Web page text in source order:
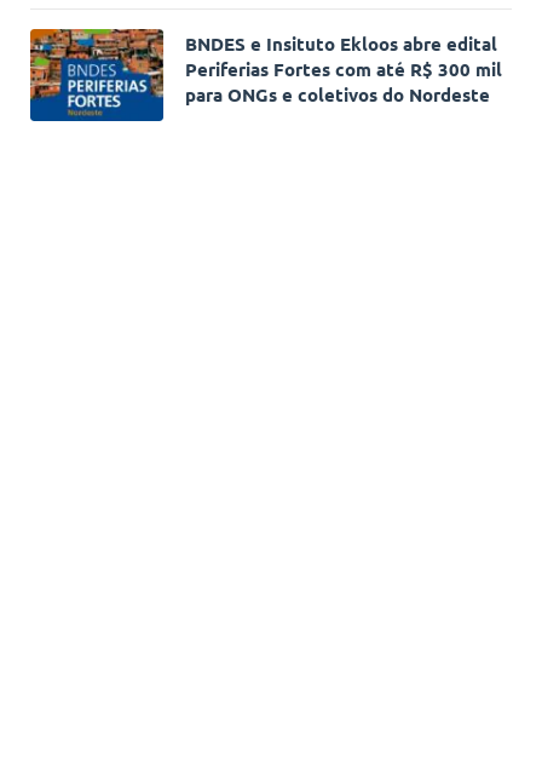
BNDES e Insituto Ekloos abre edital
Periferias Fortes com até R$ 300 mil
para ONGs e coletivos do Nordeste